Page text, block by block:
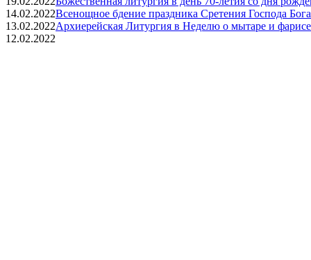
14.02.2022Всенощное бдение праздника Сретения Господа
13.02.2022Архиерейская Литургия в Неделю о мытаре и
12.02.2022